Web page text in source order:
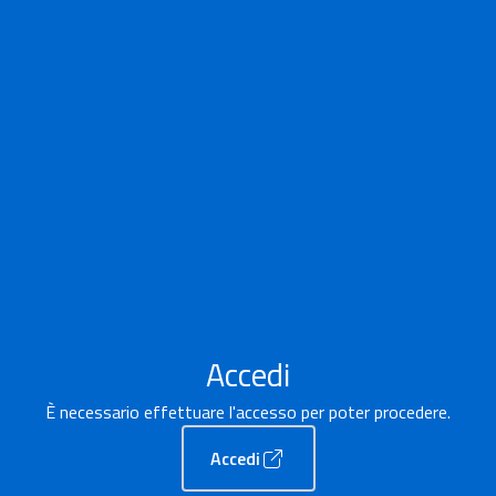
Accedi
È necessario effettuare l'accesso per poter procedere.
Accedi